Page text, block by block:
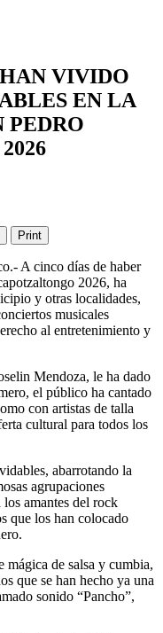
VIVIDO
EN LA
PEDRO
Print
A cinco días de haber
2026, ha
y otras localidades,
musicales
al entretenimiento y
Mendoza, le ha dado
el público ha cantado
con artistas de talla
cultural para todos los
abarrotando la
agrupaciones
amantes del rock
que los han colocado
de salsa y cumbia,
que se han hecho ya una
sonido “Pancho”,